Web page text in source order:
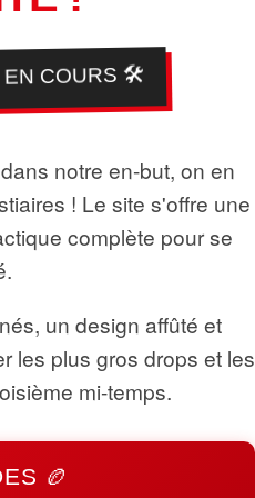
COURS 🛠️
notre en-but, on en
! Le site s'offre une
complète pour se
un design affûté et
les plus gros drops et les
mi-temps.
🏉